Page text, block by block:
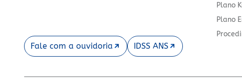
Fale com a ouvidoria IDSS ANS
Plano
Plano